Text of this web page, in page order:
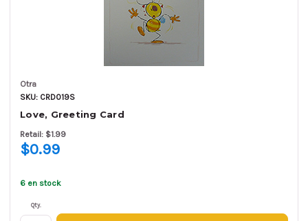
Otra
SKU: CRD019S
Love, Greeting Card
Retail: $1.99
$0.99
6 en stock
Qty.